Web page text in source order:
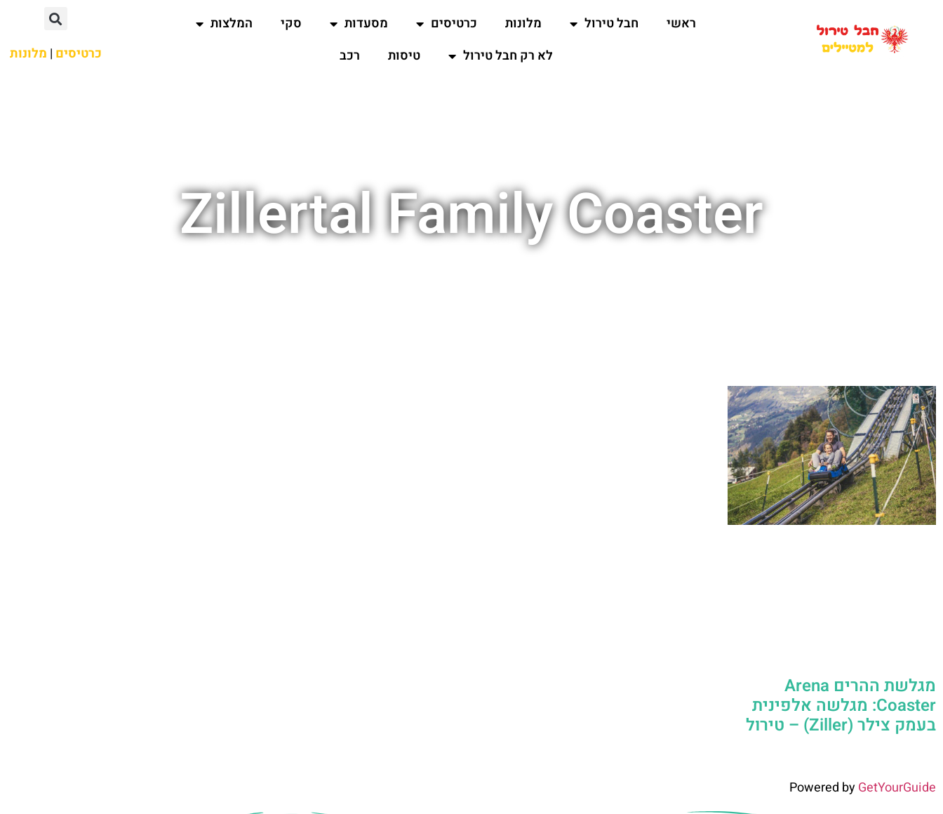
ראשי חבל טירול מלונות כרטיסים מסעדות סקי
המלצות
לא רק חבל טירול
טיסות רכב כרטיסים | מלונות
Zillertal Family Coaster
מגלשת ההרים Arena
Coaster: מגלשה אלפינית
בעמק צילר (Ziller) – טירול
Powered byGetYourGuide